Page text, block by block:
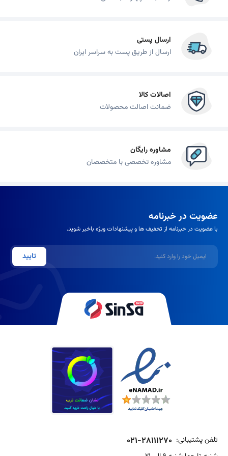
ارسال پستی
ارسال از طریق پست به سراسر ایران
اصالات کالا
ضمانت اصالت محصولات
مشاوره رایگان
مشاوره تخصصی با متخصصان
عضویت در خبرنامه
با عضویت در خبرنامه از تخفیف ها و پیشنهادات ویژه باخبر شوید.
ایمیل
تایید
تلفن پشتیبانی: 021-28111270